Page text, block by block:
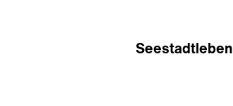
Seestadtleben